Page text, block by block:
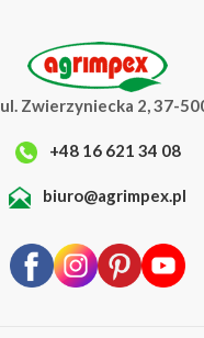
ul. Zwierzyniecka 2, 37-
+48 16 621 34 08
biuro@agrimpex.pl